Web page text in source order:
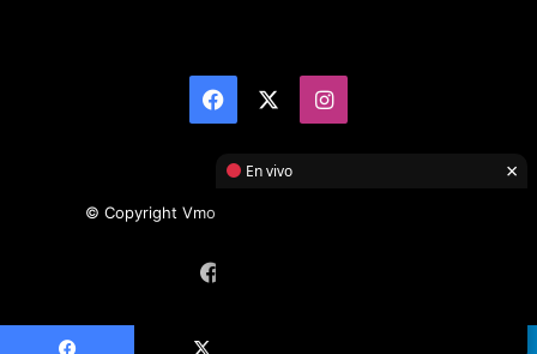
Facebook Instagram
© Copyright Vmotor TI 2026, All Rights Reserved
En vivo ×